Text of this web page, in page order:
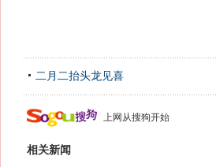
二月二抬头龙见喜
上网从搜狗开始
相关新闻